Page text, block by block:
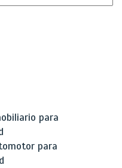
para
para